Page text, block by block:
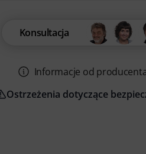
Konsultacja
Informacje od
Ostrzeżenia dotyczące